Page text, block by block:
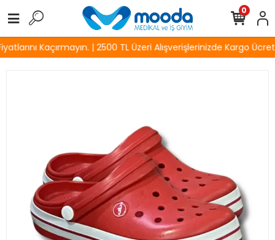
Kaçırmayın. | 2500 TL Üzeri Alışverişlerinizde Kargo
0